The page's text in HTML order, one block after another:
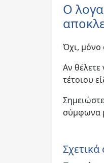
Ο
Όχι, μόνο
Αν
τέτοιου
σύμφωνα